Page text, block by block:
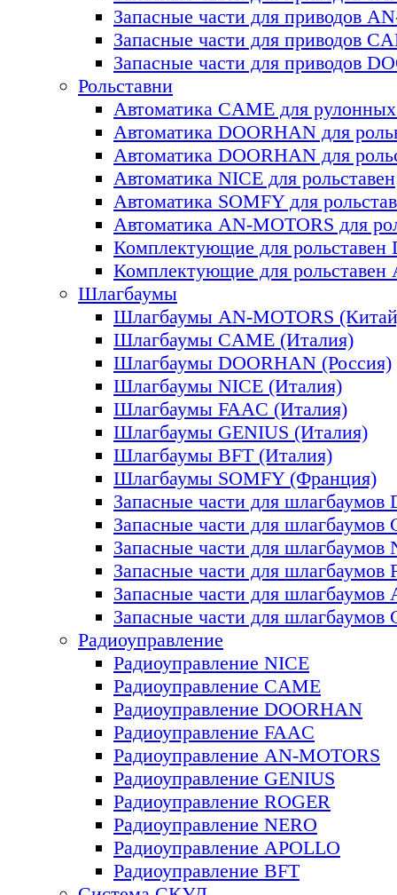
Запасные части для приводов
Запасные части для приводов
Запасные части для приводов
Рольставни
Автоматика CAME для
Автоматика DOORHAN для
Автоматика DOORHAN для
Автоматика NICE для рольставен
Автоматика SOMFY для
Автоматика AN-MOTORS для
Комплектующие для рольставен
Комплектующие для рольставен
Шлагбаумы
Шлагбаумы AN-MOTORS
Шлагбаумы CAME (Италия)
Шлагбаумы DOORHAN (Россия)
Шлагбаумы NICE (Италия)
Шлагбаумы FAAC (Италия)
Шлагбаумы GENIUS (Италия)
Шлагбаумы BFT (Италия)
Шлагбаумы SOMFY (Франция)
Запасные части для шлагбаумов
Запасные части для шлагбаумов
Запасные части для шлагбаумов
Запасные части для шлагбаумов
Запасные части для шлагбаумов
Запасные части для шлагбаумов
Радиоуправление
Радиоуправление NICE
Радиоуправление CAME
Радиоуправление DOORHAN
Радиоуправление FAAC
Радиоуправление AN-MOTORS
Радиоуправление GENIUS
Радиоуправление ROGER
Радиоуправление NERO
Радиоуправление APOLLO
Радиоуправление BFT